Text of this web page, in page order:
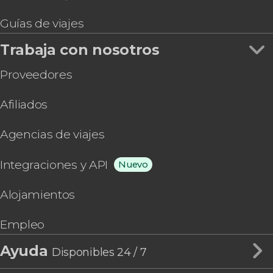
Guías de viajes
Trabaja con nosotros
Proveedores
Afiliados
Agencias de viajes
Integraciones y API Nuevo
Alojamientos
Empleo
Ayuda Disponibles 24 / 7